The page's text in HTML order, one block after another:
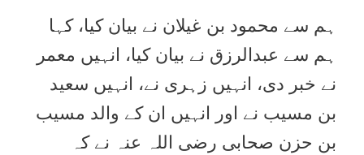
ہم سے محمود بن غیلان نے بیان کیا، کہا
ہم سے عبدالرزق نے بیان کیا، انہیں معمر
نے خبر دی، انہیں زہری نے، انہیں سعید
بن مسیب نے اور انہیں ان کے والد مسیب
بن حزن صحابی رضی اللہ عنہ نے کہ